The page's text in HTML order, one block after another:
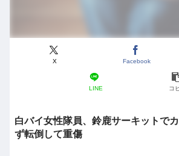
X Facebook
LINE コ
白バイ女性隊員、鈴鹿サーキットで
ず転倒して重傷